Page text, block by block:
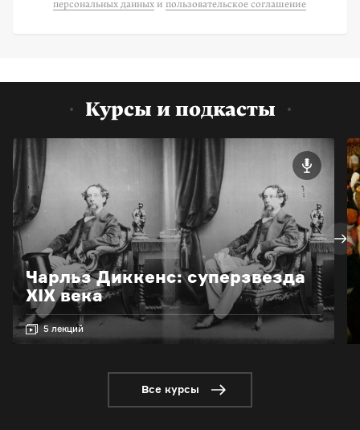
персональных данных и пользовательское соглашение
Курсы и подкасты
Чарльз Диккенс: суперзвезда
XIX века
5 лекций
Все курсы